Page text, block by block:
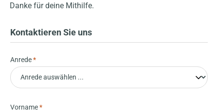
Danke für deine Mithilfe.
Kontaktieren Sie uns
Anrede*
Vorname*